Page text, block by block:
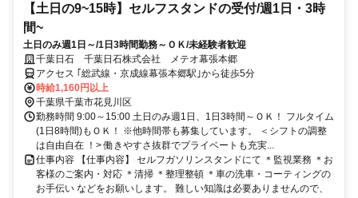
【土日の9~15時】セルフスタンドの受付/週1日・3時
間~
土日のみ週1日～/1日3時間勤務～ＯＫ/未経験者歓迎
千葉日石 千葉日石株式会社 メテオ幕張本郷
アクセス ｢総武線・京成線幕張本郷駅｣から徒歩5分
時給1,160円以上
千葉県千葉市花見川区
勤務時間 9:00～15:00 土日のみ週1日、1日3時間～ＯＫ！ フルタイム
(1日8時間)もＯＫ！ ※他時間帯も募集しています。 ＜シフトの調整
は自由自在 ！> 働きやすさ抜群でプライベートも充実...
仕事内容 【仕事内容】 セルフガソリンスタンドにて ＊監視業務 ＊お
客様のご案内・対応 ＊清掃 ＊整理整頓 ＊車の洗車・コーティングの
お手伝い などをお願いします。 難しい知識は必要ありませんので、